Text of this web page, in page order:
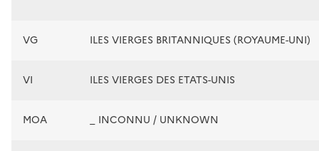
VG ILES VIERGES BRITANNIQUES (ROYAUME-UNI)
VI ILES VIERGES DES ETATS-UNIS
MOA _ INCONNU / UNKNOWN